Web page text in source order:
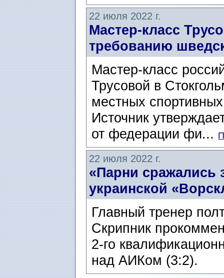
22 июля 2022 г.
Мастер-класс
требованию
Мастер-класс
Трусовой в
местных
Источник
от федерации фи...
22 июля 2022 г.
«Парни сражались
украинской
Главный тренер
Скрипник
2-го
над АИКом (3:2).